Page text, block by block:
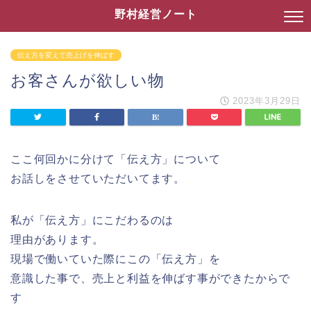
野村経営ノート
伝え方を変えて売上げを伸ばす
お客さんが欲しい物
2023年3月29日
ここ何回かに分けて「伝え方」について
お話しをさせていただいてます。
私が「伝え方」にこだわるのは
理由があります。
現場で働いていた際にこの「伝え方」を
意識した事で、売上と利益を伸ばす事ができたからで
す